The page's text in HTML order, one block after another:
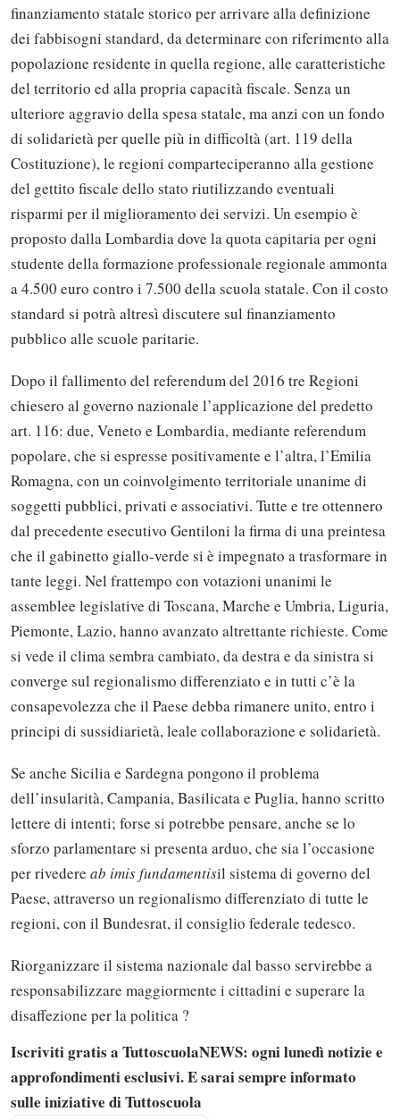
finanziamento statale storico per arrivare alla definizione
dei fabbisogni standard, da determinare con riferimento alla
popolazione residente in quella regione, alle caratteristiche
del territorio ed alla propria capacità fiscale. Senza un
ulteriore aggravio della spesa statale, ma anzi con un fondo
di solidarietà per quelle più in difficoltà (art. 119 della
Costituzione), le regioni comparteciperanno alla gestione
del gettito fiscale dello stato riutilizzando eventuali
risparmi per il miglioramento dei servizi. Un esempio è
proposto dalla Lombardia dove la quota capitaria per ogni
studente della formazione professionale regionale ammonta
a 4.500 euro contro i 7.500 della scuola statale. Con il costo
standard si potrà altresì discutere sul finanziamento
pubblico alle scuole paritarie.
Dopo il fallimento del referendum del 2016 tre Regioni
chiesero al governo nazionale l’applicazione del predetto
art. 116: due, Veneto e Lombardia, mediante referendum
popolare, che si espresse positivamente e l’altra, l’Emilia
Romagna, con un coinvolgimento territoriale unanime di
soggetti pubblici, privati e associativi. Tutte e tre ottennero
dal precedente esecutivo Gentiloni la firma di una preintesa
che il gabinetto giallo-verde si è impegnato a trasformare in
tante leggi. Nel frattempo con votazioni unanimi le
assemblee legislative di Toscana, Marche e Umbria, Liguria,
Piemonte, Lazio, hanno avanzato altrettante richieste. Come
si vede il clima sembra cambiato, da destra e da sinistra si
converge sul regionalismo differenziato e in tutti c’è la
consapevolezza che il Paese debba rimanere unito, entro i
principi di sussidiarietà, leale collaborazione e solidarietà.
Se anche Sicilia e Sardegna pongono il problema
dell’insularità, Campania, Basilicata e Puglia, hanno scritto
lettere di intenti; forse si potrebbe pensare, anche se lo
sforzo parlamentare si presenta arduo, che sia l’occasione
per rivedere ab imis fundamentisil sistema di governo del
Paese, attraverso un regionalismo differenziato di tutte le
regioni, con il Bundesrat, il consiglio federale tedesco.
Riorganizzare il sistema nazionale dal basso servirebbe a
responsabilizzare maggiormente i cittadini e superare la
disaffezione per la politica ?
Iscriviti gratis a TuttoscuolaNEWS: ogni lunedì notizie e
approfondimenti esclusivi. E sarai sempre informato
sulle iniziative di Tuttoscuola